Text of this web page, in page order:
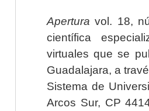
Apertura vol. 18,
científica
virtuales que se
Guadalajara, a
Sistema de
Arcos Sur, CP